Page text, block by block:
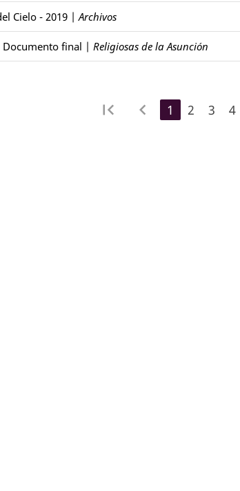
Cielo - 2019|Archivos
Documento final | Religiosas de la Asunción
first_page navigate_before 1 2 3 4